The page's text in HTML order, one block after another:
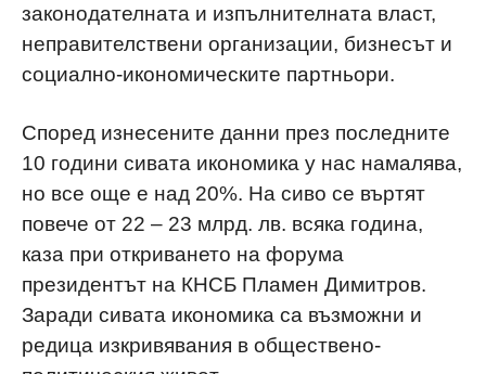
законодателната и изпълнителната власт,
неправителствени организации, бизнесът и
социално-икономическите партньори.
Според изнесените данни през последните
10 години сивата икономика у нас намалява,
но все още е над 20%. На сиво се въртят
повече от 22 – 23 млрд. лв. всяка година,
каза при откриването на форума
президентът на КНСБ Пламен Димитров.
Заради сивата икономика са възможни и
редица изкривявания в обществено-